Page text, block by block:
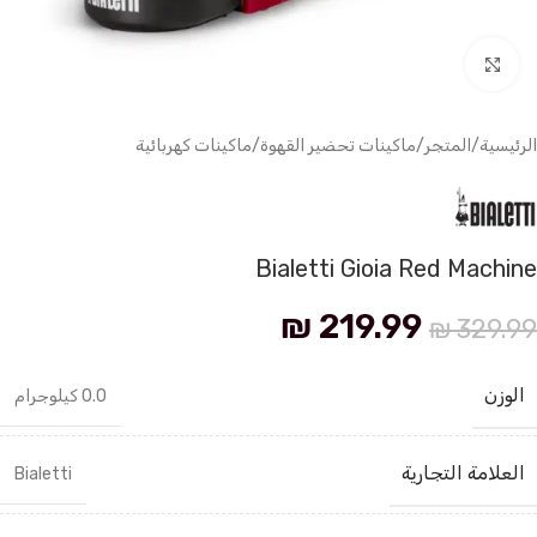
الرئيسية/ المتجر/ماكينات تحضير القهوة/ماكينات كهربائية
Bialetti Gioia Red Machine
₪329.99
₪ 219.99
الوزن 0.0 كيلوجرام
العلامة التجارية Bialetti